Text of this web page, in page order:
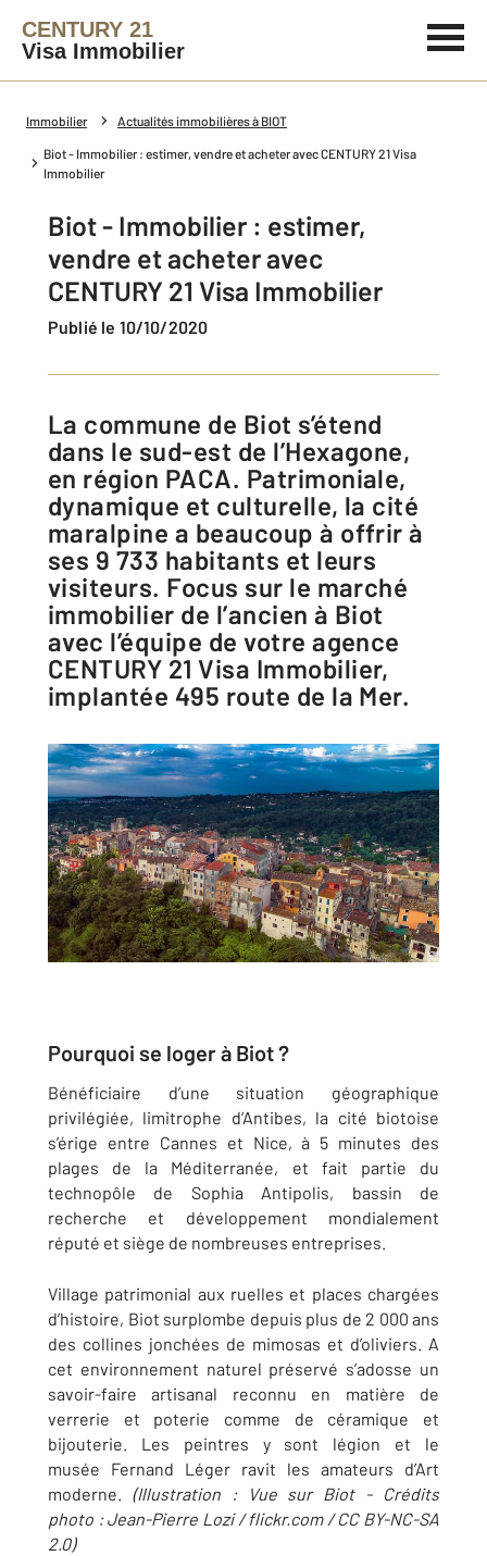
CENTURY 21
Visa Immobilier
Immobilier Actualités immobilières à BIOT
Biot - Immobilier : estimer, vendre et acheter avec CENTURY 21 Visa
Immobilier
Biot - Immobilier : estimer,
vendre et acheter avec
CENTURY 21 Visa Immobilier
Publié le 10/10/2020
La commune de Biot s’étend
dans le sud-est de l’Hexagone,
en région PACA. Patrimoniale,
dynamique et culturelle, la cité
maralpine a beaucoup à offrir à
ses 9 733 habitants et leurs
visiteurs. Focus sur le marché
immobilier de l’ancien à Biot
avec l’équipe de votre agence
CENTURY 21 Visa Immobilier,
implantée 495 route de la Mer.
Pourquoi se loger à Biot ?
Bénéficiaire d’une situation géographique
privilégiée, limitrophe d’Antibes, la cité biotoise
s’érige entre Cannes et Nice, à 5 minutes des
plages de la Méditerranée, et fait partie du
technopôle de Sophia Antipolis, bassin de
recherche et développement mondialement
réputé et siège de nombreuses entreprises.
Village patrimonial aux ruelles et places chargées
d’histoire, Biot surplombe depuis plus de 2 000 ans
des collines jonchées de mimosas et d’oliviers. A
cet environnement naturel préservé s’adosse un
savoir-faire artisanal reconnu en matière de
verrerie et poterie comme de céramique et
bijouterie. Les peintres y sont légion et le
musée Fernand Léger ravit les amateurs d’Art
moderne. (Illustration : Vue sur Biot - Crédits
photo : Jean-Pierre Lozi / flickr.com / CC BY-NC-SA
2.0)